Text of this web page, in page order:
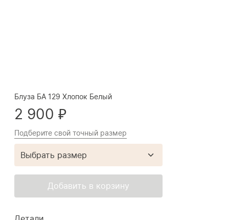
Блуза БА 129 Хлопок Белый
2 900 ₽
Подберите свой точный размер
Выбрать размер
Добавить в корзину